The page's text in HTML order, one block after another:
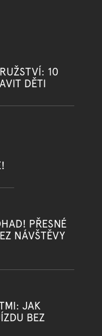
10
DĚTI
PŘESNÉ
NÁVŠTĚVY
JAK
BEZ